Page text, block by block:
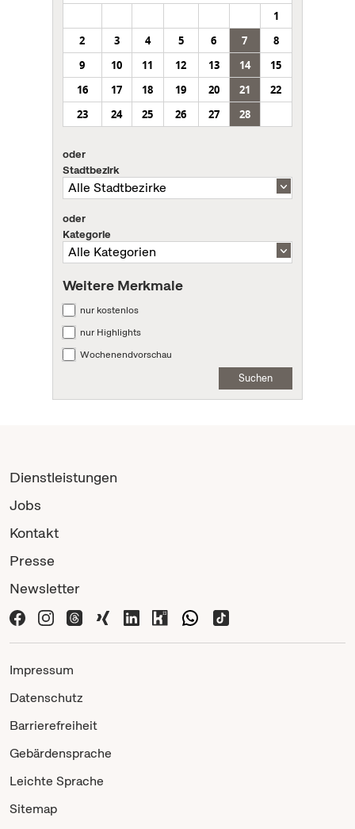
1
2
3 4 5 6 7
8
9
10 11 12 13 14
15
16
17 18 19 20 21
22
23
24 25 26 27 28
oder
Stadtbezirk
oder
Kategorie
Weitere Merkmale
nur kostenlos
nur Highlights
Wochenendvorschau
Suchen
Dienstleistungen
Jobs
Kontakt
Presse
Newsletter
Impressum
Datenschutz
Barrierefreiheit
Gebärdensprache
Leichte Sprache
Sitemap